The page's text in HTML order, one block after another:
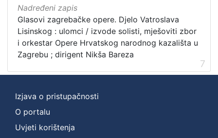
Nadređeni zapis
Glasovi zagrebačke opere. Djelo Vatroslava
Lisinskog : ulomci / izvode solisti, mješoviti zbor
i orkestar Opere Hrvatskog narodnog kazališta u
Zagrebu ; dirigent Nikša Bareza
7
Izjava o pristupačnosti
O portalu
Uvjeti korištenja